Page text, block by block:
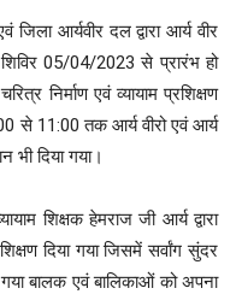
आर्यवीर दल द्वारा आर्य वीर
शिविर 05/04/2023 से प्रारंभ हो
निर्माण एवं व्यायाम प्रशिक्षण
से 11:00 तक आर्य वीरो एवं आर्य
भी दिया गया।
शिक्षक हेमराज जी आर्य द्वारा
दिया गया जिसमें सर्वांग सुंदर
गया बालक एवं बालिकाओं को अपना